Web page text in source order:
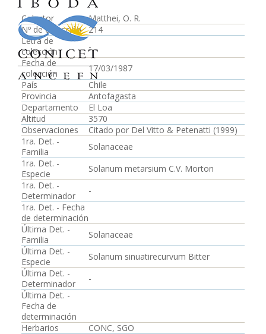
Colector
Matthei, O. R.
Nº de colección
214
Letra de
colección
-
Fecha de
colección
17/03/1987
País
Chile
Provincia
Antofagasta
Departamento
El Loa
Altitud
3570
Observaciones
Citado por Del Vitto & Petenatti (1999)
1ra. Det. -
Familia
Solanaceae
1ra. Det. -
Especie
Solanum metarsium C.V. Morton
1ra. Det. -
Determinador
-
1ra. Det. - Fecha
de determinación
Última Det. -
Familia
Solanaceae
Última Det. -
Especie
Solanum sinuatirecurvum Bitter
Última Det. -
Determinador
-
Última Det. -
Fecha de
determinación
Herbarios
CONC, SGO